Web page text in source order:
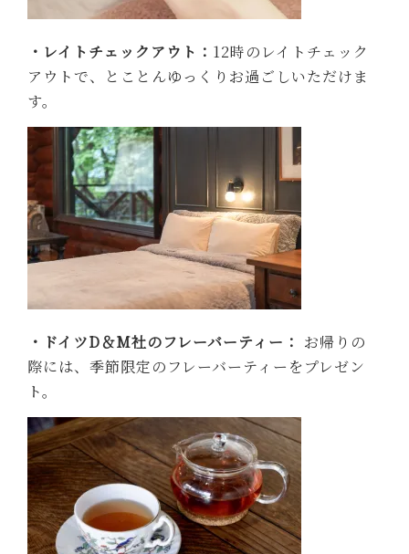
・レイトチェックアウト： 12時のレイトチェック
アウトで、とことんゆっくりお過ごしいただけま
す。
・ドイツD＆M社のフレーバーティー： お帰りの
際には、季節限定のフレーバーティーをプレゼン
ト。